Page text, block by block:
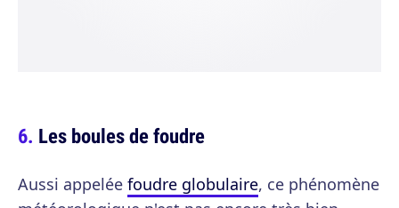
Les boules de foudre
Aussi appelée foudre globulaire, ce phénomène